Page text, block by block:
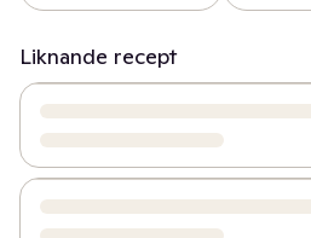
Liknande recept